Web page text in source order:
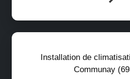
Installation de
Communay